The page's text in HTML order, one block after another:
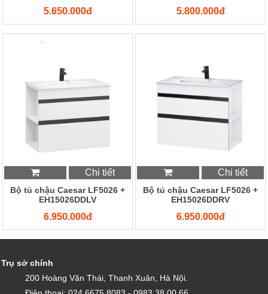
5.650.000đ 5.800.000đ
Chi tiết
Bộ tủ chậu Caesar LF5026 +
EH15026DDLV
6.950.000đ
Chi tiết
Bộ tủ chậu Caesar LF5026 +
EH15026DDRV
6.950.000đ
Trụ sở chính
200 Hoàng Văn Thái, Thanh Xuân, Hà Nội.